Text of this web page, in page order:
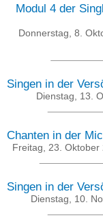
Modul 4 der
Donnerstag, 8.
Singen in der
Dienstag, 13.
Chanten in der
Freitag, 23. Oktober
Singen in der
Dienstag, 10.